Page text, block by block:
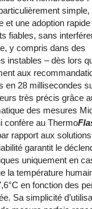
simple,
et une adoption
fiables, sans
y compris dans des
instables – dès lors
aux
en 28 millisecondes
très précis grâce
des mesures
confère au Thermo
rapport aux
garantit le
uniquement en
la température
en fonction des
Sa simplicité